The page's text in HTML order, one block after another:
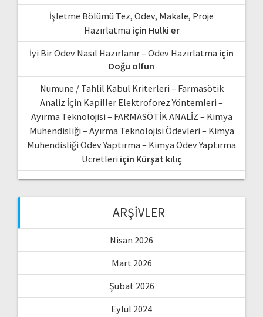
İşletme Bölümü Tez, Ödev, Makale, Proje
Hazırlatma için Hulki er
İyi Bir Ödev Nasıl Hazırlanır – Ödev Hazırlatma için
Doğu olfun
Numune / Tahlil Kabul Kriterleri – Farmasötik
Analiz İçin Kapiller Elektroforez Yöntemleri –
Ayırma Teknolojisi – FARMASÖTİK ANALİZ – Kimya
Mühendisliği – Ayırma Teknolojisi Ödevleri – Kimya
Mühendisliği Ödev Yaptırma – Kimya Ödev Yaptırma
Ücretleri için Kürşat kılıç
ARŞIVLER
Nisan 2026
Mart 2026
Şubat 2026
Eylül 2024